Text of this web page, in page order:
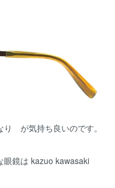
が気持ち良いのです。
眼鏡は kazuo kawasaki